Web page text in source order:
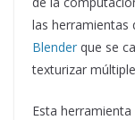
las herramientas
Blender que se
texturizar
Esta